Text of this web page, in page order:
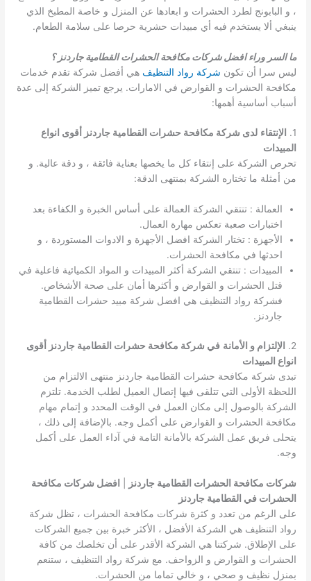
، و البابونج لطرد الحشرات و ابعادها عن المنزل و خاصة المطبخ الذي
ينبغي ألا يستخدم فيه أي مبيدات حشرية حرصا على سلامة الطعام.
ما السر وراء افضل شركات مكافحة الحشرات القطامية جاردنز ؟
ليس سرا أن تكون شركة رواد التنظيف هي أفضل شركة تقدم خدمات
مكافحة الحشرات و القوارض في الامارات. يرجع تميز الشركة إلى عدة
أسباب أساسية أهمها:
1. الإنتقاء لدى شركة مكافحة حشرات القطامية جاردنز أقوى انواع
المبيدات
تحرص الشركة على إنتقاء كل ما يخصها بعناية فائقة ، و دقة عالية. و
من أمثلة ما تختاره الشركة بمنتهى الدقة:
العمالة : تنتقي الشركة العمالة على أساس الخبرة و الكفاءة بعد
اختبارات صعبة تعكس مهارة العمال.
الأجهزة : تختار الشركة افضل الأجهزة و الادوات المستوردة ، و
احدثها في مكافحة الحشرات.
المبيدات : تنتقي الشركة أكثر المبيدات و المواد الكميائية فاعلية في
قتل الحشرات و القوارض و أكثرها أمان على صحة الأشخاص.
فشركة رواد التنظيف هي افضل شركة مبيد حشرات القطامية
جاردنز.
2. الإلتزام و الأمانة في شركة مكافحة حشرات القطامية جاردنز أقوى
انواع المبيدات
تبدى شركة مكافحة حشرات القطامية جاردنز منتهى الالتزام من
اللحظة الأولى التي تتلقى فيها إتصال العميل لطلب الخدمة. تلتزم
الشركة بالوصول إلى مكان العمل في الوقت المحدد و إتمام مهام
مكافحة الحشرات و القوارض على أكمل وجه. بالإضافة إلى ذلك ،
يتحلى فريق عمل الشركة بالأمانة التامة في آداء العمل على أكمل
وجه.
شركات مكافحة الحشرات القطامية جاردنز
افضل شركات مكافحة
الحشرات في القطامية جاردنز
على الرغم من تعدد و كثرة شركات مكافحة الحشرات ، تظل شركة
رواد التنظيف هي الشركة الأفضل ، الأكثر خبرة بين جميع الشركات
على الإطلاق. شركتنا هي الشركة الأقدر على أن تخلصك من كافة
الحشرات و القوارض و الزواحف. مع شركة رواد التنظيف ، ستنعم
بمنزل نظيف و صحي ، و خالي تماما من الحشرات.